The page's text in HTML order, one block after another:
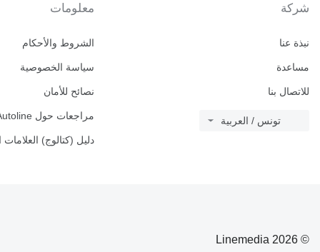
شركة
نبذة عنا
مساعدة
للاتصال بنا
تونس / العربية
معلومات
الشروط والأحكام
سياسة الخصوصية
نصائح للأمان
مراجعات حول Autoline
دليل (كتالوج) العلامات
© 2026 Linemedia